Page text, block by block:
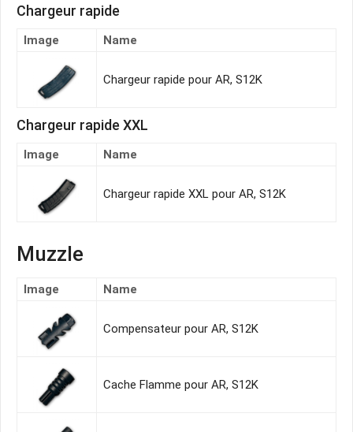
Chargeur rapide
Image Name
Chargeur rapide pour AR, S12K
Chargeur rapide XXL
Image Name
Chargeur rapide XXL pour AR, S12K
Muzzle
Image Name
Compensateur pour AR, S12K
Cache Flamme pour AR, S12K